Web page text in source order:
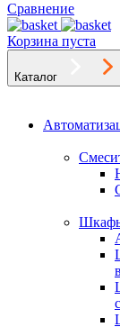
Сравнение
Корзина пуста
Каталог